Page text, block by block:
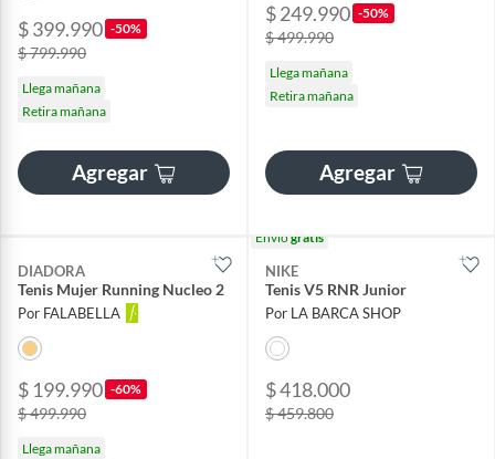
$ 399.990 -50%
$ 799.990
Llega mañana
Retira mañana
Agregar
$ 249.990 -50%
$ 499.990
Llega mañana
Retira mañana
Agregar
DIADORA
Tenis Mujer Running Nucleo 2
Por FALABELLA
$ 199.990 -60%
$ 499.990
Llega mañana
Envíogratis
NIKE
Tenis V5 RNR Junior
Por LA BARCA SHOP
$ 418.000
$ 459.800